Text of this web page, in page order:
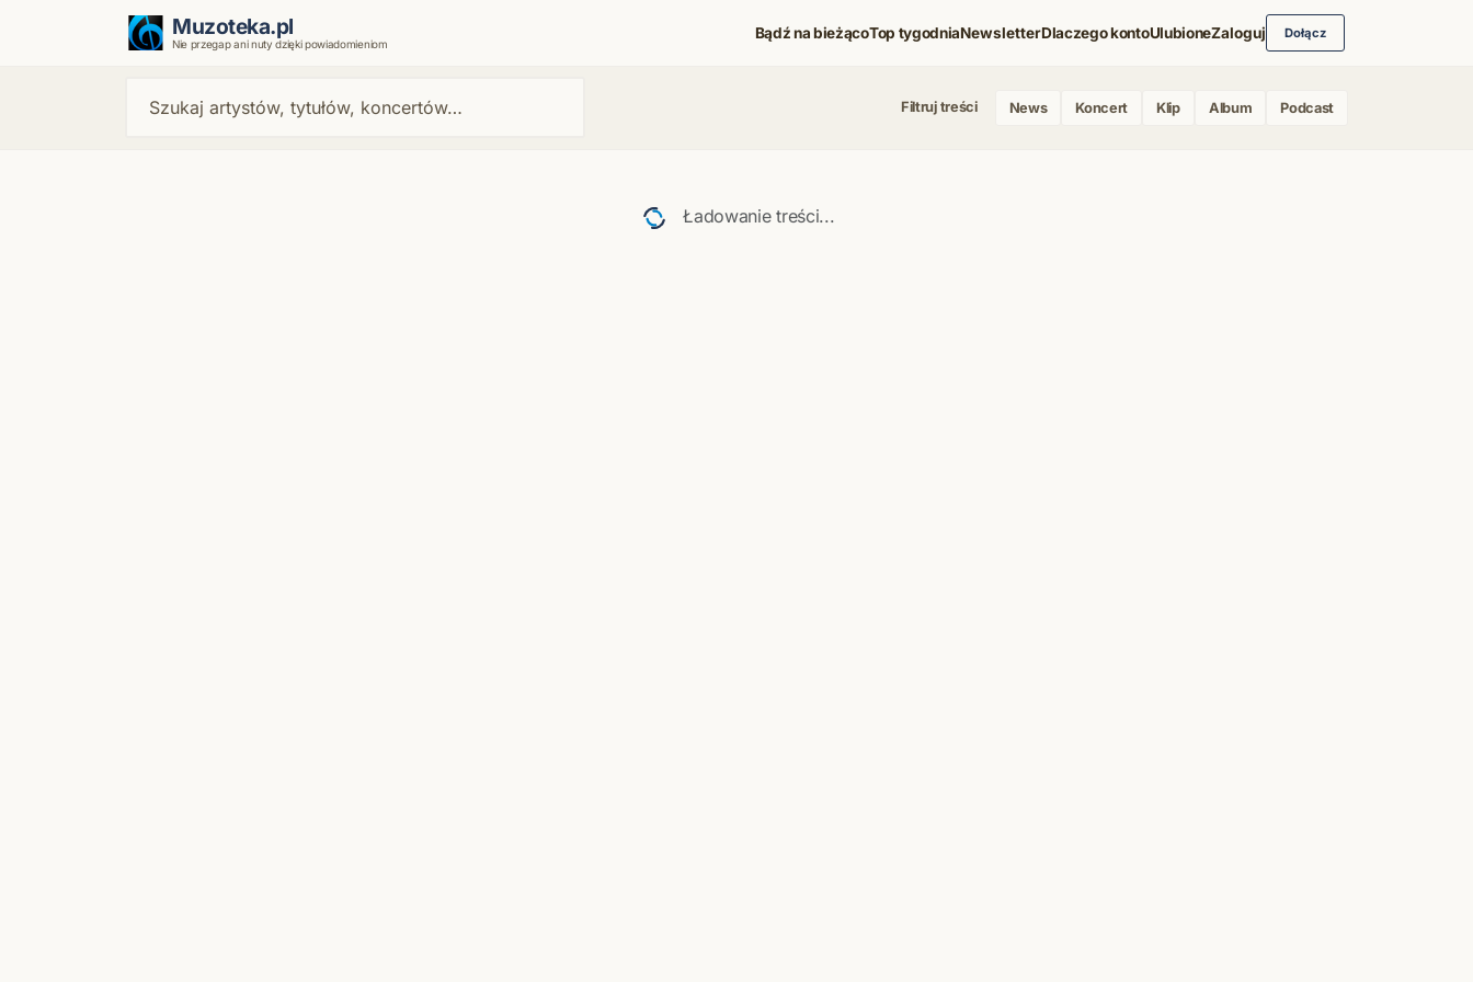
Muzoteka.pl
Nie przegap ani nuty dzięki powiadomieniom
Bądź na bieżącoTop tygodniaNewsletterDlaczego kontoUlubioneZaloguj Dołącz
Filtruj treści News Koncert Klip Album Podcast
Ładowanie treści...